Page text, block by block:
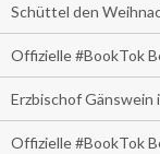
Schüttel den
Offizielle #BookTok
Erzbischof Gänswein
Offizielle #BookTok